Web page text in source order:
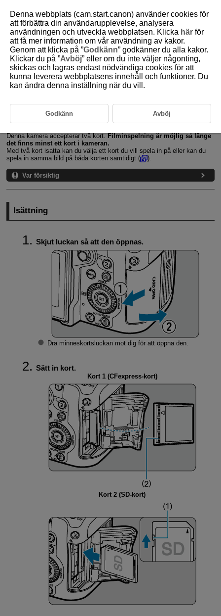
D388-018
Sätta i/ta ur kort
Isättning
Formatera kort
Denna kamera accepterar två kort.
Filminspelning är möjlig så länge
det finns minst ett kort i kameran.
Med två kort isatta kan du välja ett kort du vill spela in på eller kan du
spela in samma bild på båda korten samtidigt (
).
Var försiktig
Isättning
Skjut luckan så att den öppnas.
Dra minneskortsluckan mot dig för att öppna den.
Sätt in kort.
Kort 1 (CFexpress-kort)
Kort 2 (SD-kort)
Denna webbplats (cam.start.canon) använder cookies för
att förbättra din användarupplevelse, analysera
användningen och utveckla webbplatsen. Klicka här för
att få mer information om vår användning av kakor.
Genom att klicka på ”Godkänn” godkänner du alla kakor.
Klickar du på ”Avböj” eller om du inte väljer någonting,
skickas och lagras endast nödvändiga cookies för att
kunna leverera webbplatsens innehåll och funktioner. Du
kan ändra denna inställning när du vill.
Godkänn Avböj